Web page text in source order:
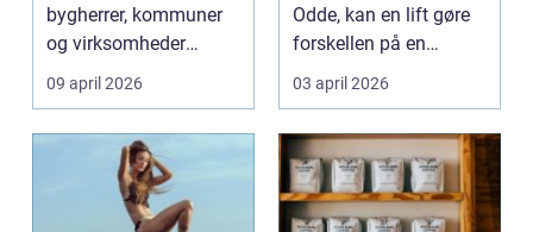
bygherrer, kommuner
og virksomheder
møder, når gamle
industrig...
09 april 2026
Odde, kan en lift gøre
forskellen på en
besværlig og en ov...
03 april 2026